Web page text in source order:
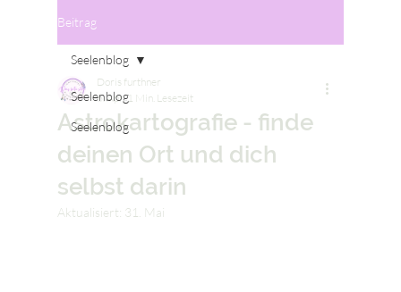
Beitrag
Seelenblog
Seelenblog
Seelenblog
Astrokartografie - finde
deinen Ort und dich
selbst darin
Doris furthner
6. Apr. 1 Min. Lesezeit
Aktualisiert: 31. Mai